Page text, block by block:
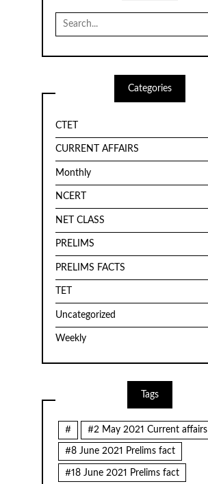
Search
for:
Categories
CTET
CURRENT AFFAIRS
Monthly
NCERT
NET CLASS
PRELIMS
PRELIMS FACTS
TET
Uncategorized
Weekly
Tags
# #2 May 2021 Current affairs
#8 June 2021 Prelims fact
#18 June 2021 Prelims fact